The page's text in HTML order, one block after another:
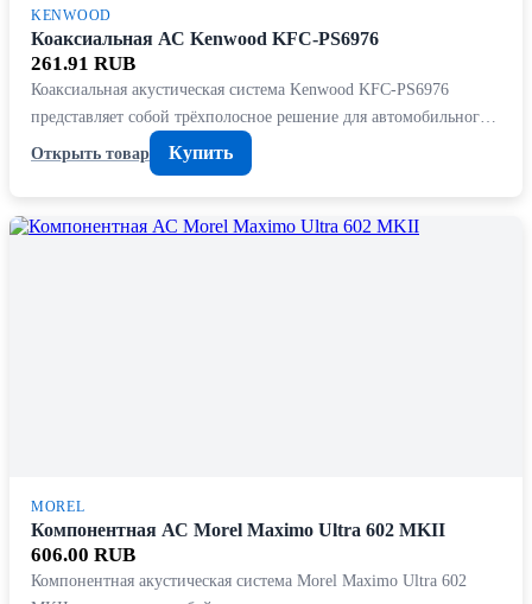
KENWOOD
Коаксиальная АС Kenwood KFC-PS6976
261.91 RUB
Коаксиальная акустическая система Kenwood KFC-PS6976
представляет собой трёхполосное решение для автомобильног…
Открыть товар
Купить
MOREL
Компонентная АС Morel Maximo Ultra 602 MKII
606.00 RUB
Компонентная акустическая система Morel Maximo Ultra 602